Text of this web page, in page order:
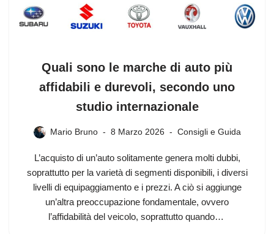
Quali sono le marche di auto più
affidabili e durevoli, secondo uno
studio internazionale
Mario Bruno 8 Marzo 2026 Consigli e Guida
L’acquisto di un’auto solitamente genera molti dubbi,
soprattutto per la varietà di segmenti disponibili, i diversi
livelli di equipaggiamento e i prezzi. A ciò si aggiunge
un’altra preoccupazione fondamentale, ovvero
l’affidabilità del veicolo, soprattutto quando…